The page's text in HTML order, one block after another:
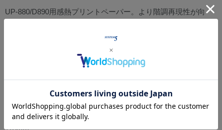
UP-880/D890用感熱プリントペーパー。より階調再現性が向
※UP-895ではお使いいただけません。
仕様
紙幅